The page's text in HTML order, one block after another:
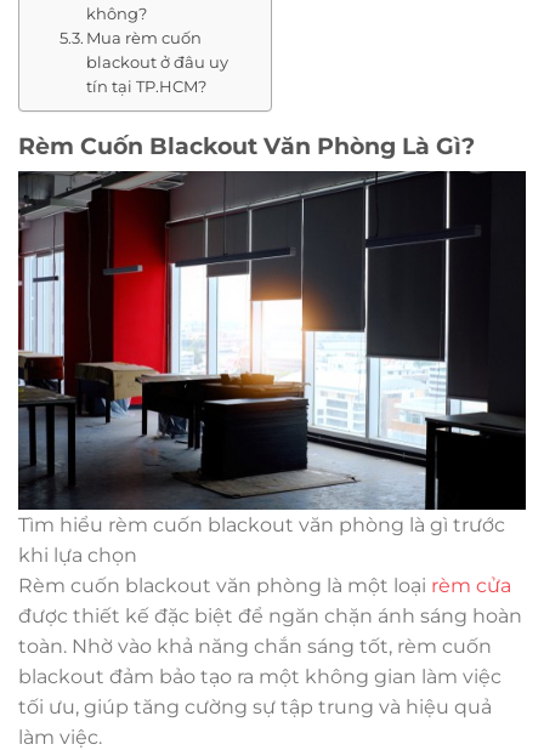
không?
Mua rèm cuốn
blackout ở đâu uy
tín tại TP.HCM?
Rèm Cuốn Blackout Văn Phòng Là Gì?
Tìm hiểu rèm cuốn blackout văn phòng là gì trước
khi lựa chọn
Rèm cuốn blackout văn phòng là một loại rèm cửa
được thiết kế đặc biệt để ngăn chặn ánh sáng hoàn
toàn. Nhờ vào khả năng chắn sáng tốt, rèm cuốn
blackout đảm bảo tạo ra một không gian làm việc
tối ưu, giúp tăng cường sự tập trung và hiệu quả
làm việc.